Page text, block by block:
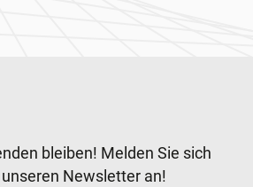
bleiben! Melden Sie sich
Newsletter an!